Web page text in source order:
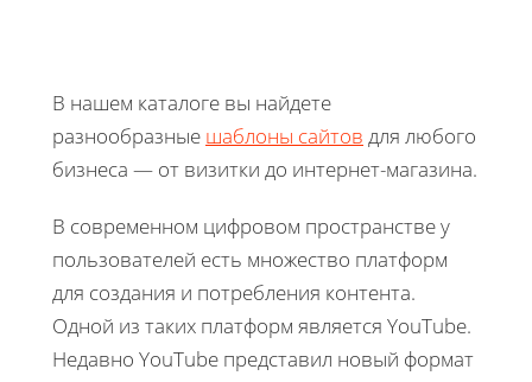
В нашем каталоге вы найдете
разнообразные шаблоны сайтов для любого
бизнеса — от визитки до интернет-магазина.
В современном цифровом пространстве у
пользователей есть множество платформ
для создания и потребления контента.
Одной из таких платформ является YouTube.
Недавно YouTube представил новый формат